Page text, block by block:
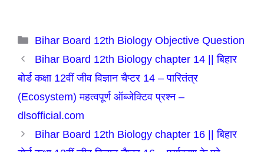
Categories
Bihar Board 12th Biology Objective Question
Bihar Board 12th Biology chapter 14 || बिहार
बोर्ड कक्षा 12वीं जीव विज्ञान चैप्टर 14 – पारितंत्र
(Ecosystem) महत्वपूर्ण ऑब्जेक्टिव प्रश्न –
dlsofficial.com
Bihar Board 12th Biology chapter 16 || बिहार